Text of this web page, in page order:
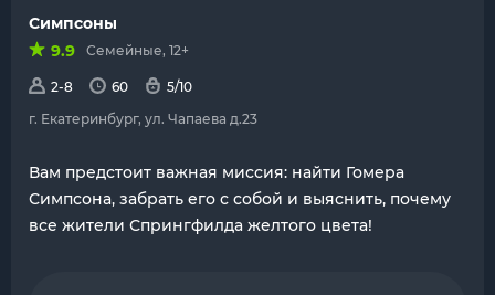
Симпсоны
9.9
Семейные, 12+
2-8 60
5/10
г. Екатеринбург, ул. Чапаева д.23
Вам предстоит важная миссия: найти Гомера
Симпсона, забрать его с собой и выяснить, почему
все жители Спрингфилда желтого цвета!